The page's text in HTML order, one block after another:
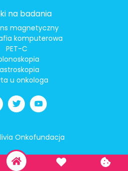
na badania
magnetyczny
komputerowa
PET-C
u onkologa
Onkofundacja